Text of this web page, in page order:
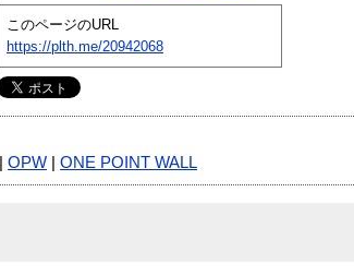
このページのURL
https://plth.me/20942068
OPW ONE POINT WALL